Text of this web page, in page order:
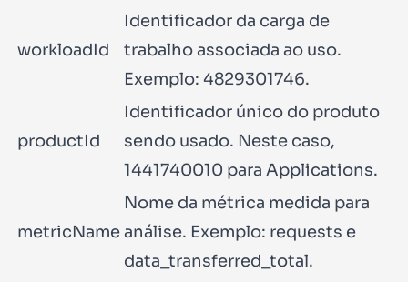
workloadId
Identificador da carga de
trabalho associada ao uso.
Exemplo: 4829301746.
productId
Identificador único do produto
sendo usado. Neste caso,
1441740010 para Applications.
metricName
Nome da métrica medida para
análise. Exemplo: requests e
data_transferred_total.